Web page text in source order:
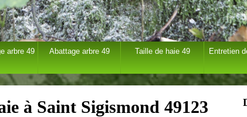
arbre 49 Abattage arbre 49 Taille de haie 49 Entretien
à Saint Sigismond 49123